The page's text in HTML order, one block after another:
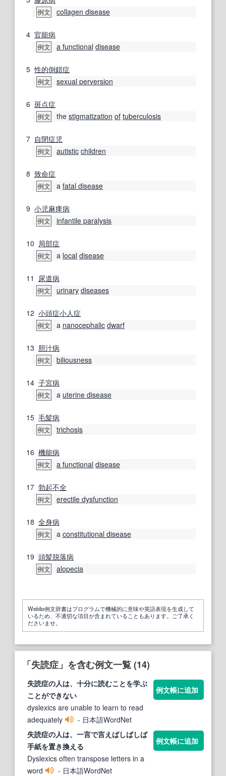
例文 collagen disease
4 官能病
例文 a functional disease
5 性的倒錯症
例文 sexual perversion
6 斑点症
例文 the stigmatization of tuberculosis
7 自閉症児
例文 autistic children
8 致命症
例文 a fatal disease
9 小児麻痺病
例文 infantile paralysis
10 局部症
例文 a local disease
11 尿道病
例文 urinary diseases
12 小頭症小人症
例文 a nanocephalic dwarf
13 胆汁病
例文 biliousness
14 子宮病
例文 a uterine disease
15 毛髪病
例文 trichosis
16 機能病
例文 a functional disease
17 勃起不全
例文 erectile dysfunction
18 全身病
例文 a constitutional disease
19 頭髪脱落病
例文 alopecia
Weblio例文辞書はプログラムで機械的に意味や英語表現を生成して
いるため、不適切な項目が含まれていることもあります。ご了承く
ださいませ。
「失読症」を含む例文一覧 (14)
失読症の人は、十分に読むことを学ぶ
ことができない
dyslexics are unable to learn to read
adequately
- 日本語WordNet
例文帳に追加
失読症の人は、一言で言えばしばしば
手紙を置き換える
Dyslexics often transpose letters in a
word
- 日本語WordNet
例文帳に追加